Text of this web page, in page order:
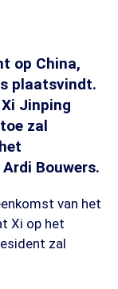
op China,
plaatsvindt.
Jinping
zal
Bouwers.
van het
Xi op het
zal